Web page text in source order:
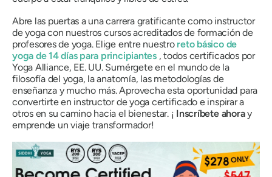
Abre las puertas a una carrera gratificante como instructor
de yoga con nuestros cursos acreditados de formación de
profesores de yoga. Elige entre nuestro reto básico de
yoga de 14 días para principiantes, todos certificados por
Yoga Alliance, EE. UU. Sumérgete en el mundo de la
filosofía del yoga, la anatomía, las metodologías de
enseñanza y mucho más. Aprovecha esta oportunidad para
convertirte en instructor de yoga certificado e inspirar a
otros en su camino hacia el bienestar. ¡ Inscríbete ahoray
emprende un viaje transformador!